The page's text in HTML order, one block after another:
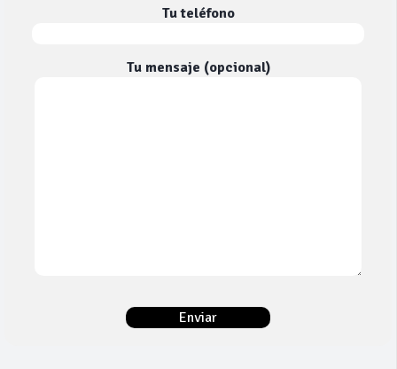
Tu teléfono
Tu mensaje (opcional)